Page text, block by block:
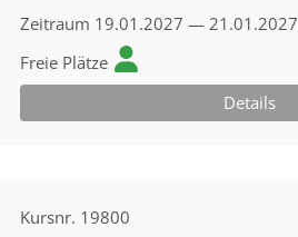
Zeitraum 19.01.2027 — 21.01.2027
Freie Plätze
Details
Kursnr. 19800